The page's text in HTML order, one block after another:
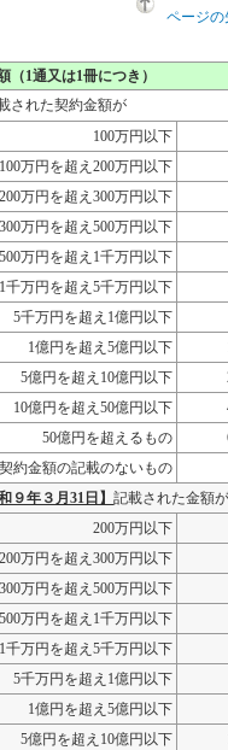
ページの
（1通又は1冊につき）
された契約金額が
100万円以下
100万円を超え200万円以下
200万円を超え300万円以下
300万円を超え500万円以下
500万円を超え1千万円以下
1千万円を超え5千万円以下
5千万円を超え1億円以下
1億円を超え5億円以下
5億円を超え10億円以下
10億円を超え50億円以下
50億円を超えるもの
契約金額の記載のないもの
９年３月31日】記載された金額が
200万円以下
200万円を超え300万円以下
300万円を超え500万円以下
500万円を超え1千万円以下
1千万円を超え5千万円以下
5千万円を超え1億円以下
1億円を超え5億円以下
5億円を超え10億円以下